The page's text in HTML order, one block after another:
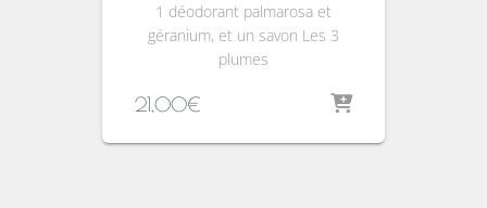
1 déodorant palmarosa et
géranium, et un savon Les 3
plumes
21,00€